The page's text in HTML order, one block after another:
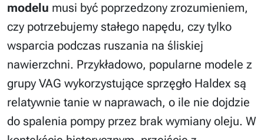
modelu musi być poprzedzony zrozumieniem,
czy potrzebujemy stałego napędu, czy tylko
wsparcia podczas ruszania na śliskiej
nawierzchni. Przykładowo, popularne modele z
grupy VAG wykorzystujące sprzęgło Haldex są
relatywnie tanie w naprawach, o ile nie dojdzie
do spalenia pompy przez brak wymiany oleju. W